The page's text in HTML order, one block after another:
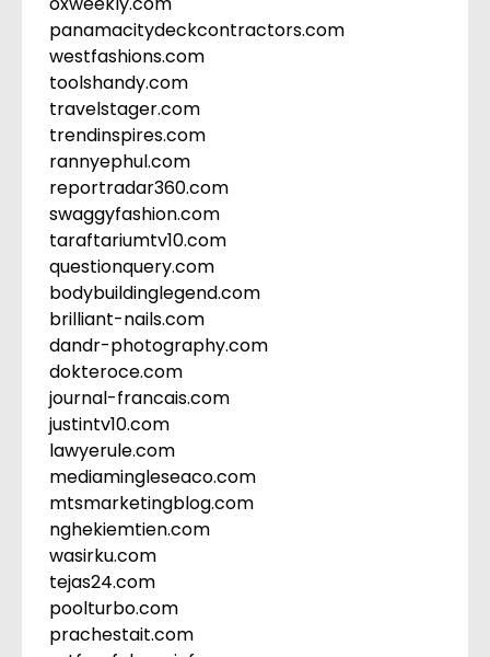
panamacitydeckcontractors.com
westfashions.com
toolshandy.com
travelstager.com
trendinspires.com
rannyephul.com
reportradar360.com
swaggyfashion.com
taraftariumtv10.com
questionquery.com
bodybuildinglegend.com
brilliant-nails.com
dandr-photography.com
dokteroce.com
journal-francais.com
justintv10.com
lawyerule.com
mediamingleseaco.com
mtsmarketingblog.com
nghekiemtien.com
wasirku.com
tejas24.com
poolturbo.com
prachestait.com